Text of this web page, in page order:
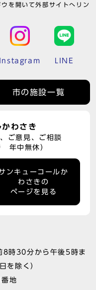
を開いて外部サイトへリン
Instagram LINE
市の施設一覧
わさき
ご意見、ご相談
年中無休）
ンキューコールか
わさきの
ページを見る
8時30分から午後5時ま
を除く）
地